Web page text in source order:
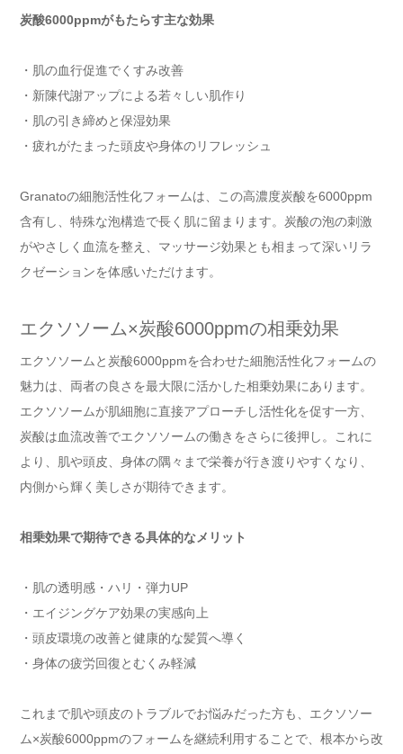
炭酸6000ppmがもたらす主な効果
・肌の血行促進でくすみ改善
・新陳代謝アップによる若々しい肌作り
・肌の引き締めと保湿効果
・疲れがたまった頭皮や身体のリフレッシュ
Granatoの細胞活性化フォームは、この高濃度炭酸を6000ppm
含有し、特殊な泡構造で長く肌に留まります。炭酸の泡の刺激
がやさしく血流を整え、マッサージ効果とも相まって深いリラ
クゼーションを体感いただけます。
エクソソーム×炭酸6000ppmの相乗効果
エクソソームと炭酸6000ppmを合わせた細胞活性化フォームの
魅力は、両者の良さを最大限に活かした相乗効果にあります。
エクソソームが肌細胞に直接アプローチし活性化を促す一方、
炭酸は血流改善でエクソソームの働きをさらに後押し。これに
より、肌や頭皮、身体の隅々まで栄養が行き渡りやすくなり、
内側から輝く美しさが期待できます。
相乗効果で期待できる具体的なメリット
・肌の透明感・ハリ・弾力UP
・エイジングケア効果の実感向上
・頭皮環境の改善と健康的な髪質へ導く
・身体の疲労回復とむくみ軽減
これまで肌や頭皮のトラブルでお悩みだった方も、エクソソー
ム×炭酸6000ppmのフォームを継続利用することで、根本から改